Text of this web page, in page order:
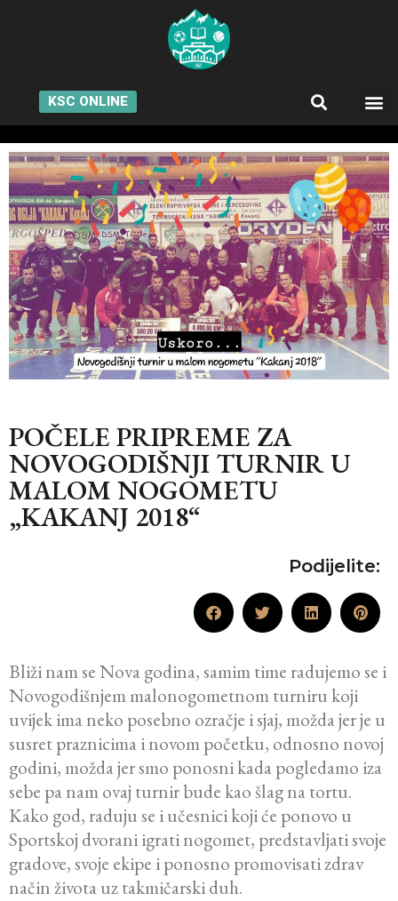
KSC ONLINE
POČELE PRIPREME ZA
NOVOGODIŠNJI TURNIR U
MALOM NOGOMETU
„KAKANJ 2018“
Podijelite:
Bliži nam se Nova godina, samim time radujemo se i
Novogodišnjem malonogometnom turniru koji
uvijek ima neko posebno ozračje i sjaj, možda jer je u
susret praznicima i novom početku, odnosno novoj
godini, možda jer smo ponosni kada pogledamo iza
sebe pa nam ovaj turnir bude kao šlag na tortu.
Kako god, raduju se i učesnici koji će ponovo u
Sportskoj dvorani igrati nogomet, predstavljati svoje
gradove, svoje ekipe i ponosno promovisati zdrav
način života uz takmičarski duh.